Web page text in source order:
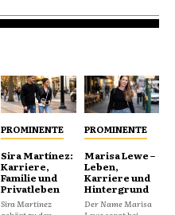
PROMINENTE
Sira Martínez:
Karriere,
Familie und
Privatleben
Sira Martínez
PROMINENTE
Marisa Lewe –
Leben,
Karriere und
Hintergrund
Der Name Marisa